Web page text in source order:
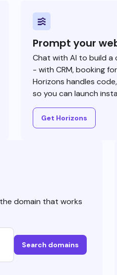
Prompt your
Chat with AI to build a
- with CRM, booking
Horizons handles
so you can launch
Get Horizons
domain that works
Search domains